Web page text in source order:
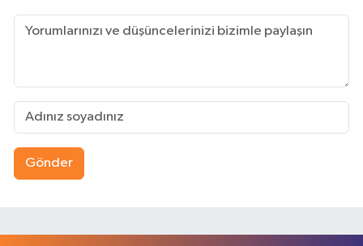
Gönder